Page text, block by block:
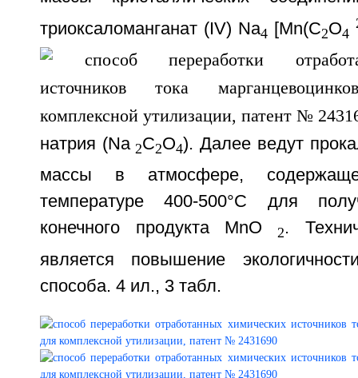
триоксаломанганат (IV) Na4 [Mn(C2O4
натрия (Nа2С2О4). Далее ведут
массы в атмосфере,
температуре 400-500°С для
конечного продукта МnO 2.
является повышение
способа. 4 ил., 3 табл.